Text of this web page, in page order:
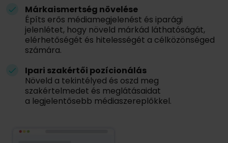
Márkaismertség növelése
Építs erős médiamegjelenést és iparági
jelenlétet, hogy növeld márkád láthatóságát,
elérhetőségét és hitelességét a célközönséged
számára.
Ipari szakértői pozícionálás
Növeld a tekintélyed és oszd meg
szakértelmedet és meglátásaidat
a legjelentősebb médiaszereplőkkel.